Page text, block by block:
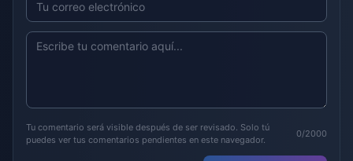
Tu comentario será visible después de ser revisado. Solo tú
puedes ver tus comentarios pendientes en este navegador.
0/2000